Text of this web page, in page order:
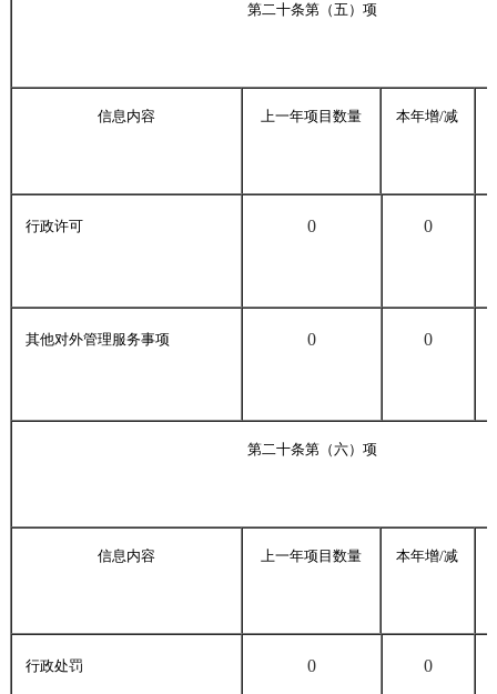
第二十条第（五）项
信息内容 上一年项目数量 本年增/减
行政许可 0 0
其他对外管理服务事项 0 0
第二十条第（六）项
信息内容 上一年项目数量 本年增/减
行政处罚 0 0